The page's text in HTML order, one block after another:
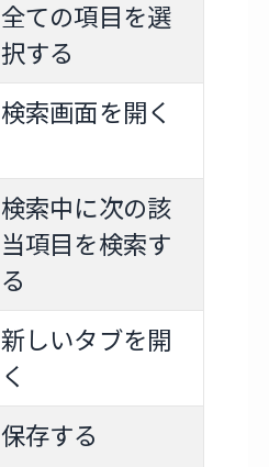
全ての項目を選
択する
検索画面を開く
検索中に次の該
当項目を検索す
る
新しいタブを開
く
保存する